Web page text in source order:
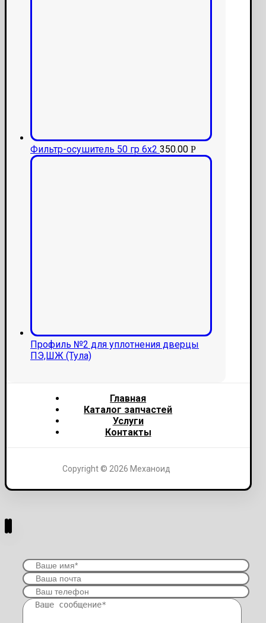
Фильтр-осушитель 50 гр 6х2 350.00 Р
Профиль №2 для уплотнения дверцы
ПЭ,ШЖ (Тула)
Главная
Каталог запчастей
Услуги
Контакты
Copyright © 2026 Механоид